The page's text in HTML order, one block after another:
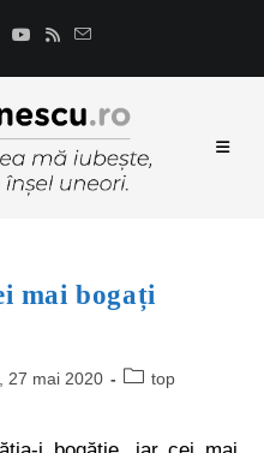
mai bogați
27 mai 2020 top